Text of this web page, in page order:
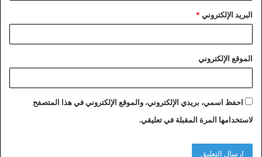
البريد الإلكتروني *
الموقع الإلكتروني
احفظ اسمي، بريدي الإلكتروني، والموقع الإلكتروني في هذا المتصفح
لاستخدامها المرة المقبلة في تعليقي.